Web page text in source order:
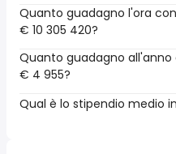
Quanto guadagno l'ora
€ 10 305 420?
Quanto guadagno
€ 4 955?
Qual è lo stipendio medio